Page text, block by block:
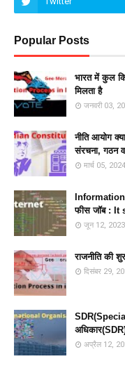
Popular Posts
भारत में कुल
मिलता है
जनवरी 03,
नीति आयोग
संरचना, गठन व
मार्च 05, 2024
Information
फीस जॉब : It
जून 12, 2023
राजनीति की
दिसंबर 29,
अप्रैल 12,